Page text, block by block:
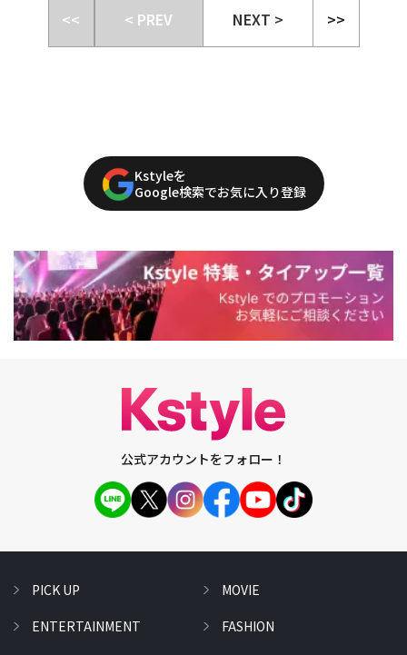
<< < PREV NEXT > >>
Kstyleを
Google検索でお気に入り登録
公式アカウントをフォロー！
PICK UP
ENTERTAINMENT
MOVIE
FASHION